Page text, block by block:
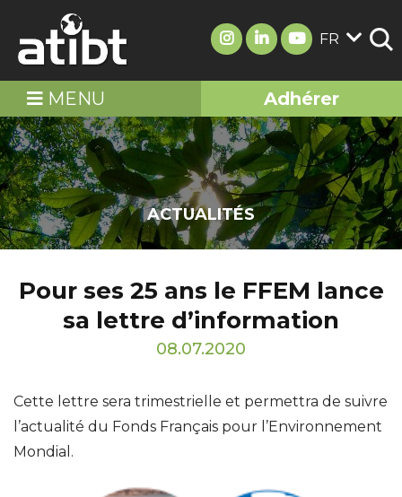
FR
MENU Adhérer
ACTUALITÉS
Pour ses 25 ans le FFEM lance
sa lettre d’information
08.07.2020
Cette lettre sera trimestrielle et permettra de suivre
l’actualité du Fonds Français pour l’Environnement
Mondial.